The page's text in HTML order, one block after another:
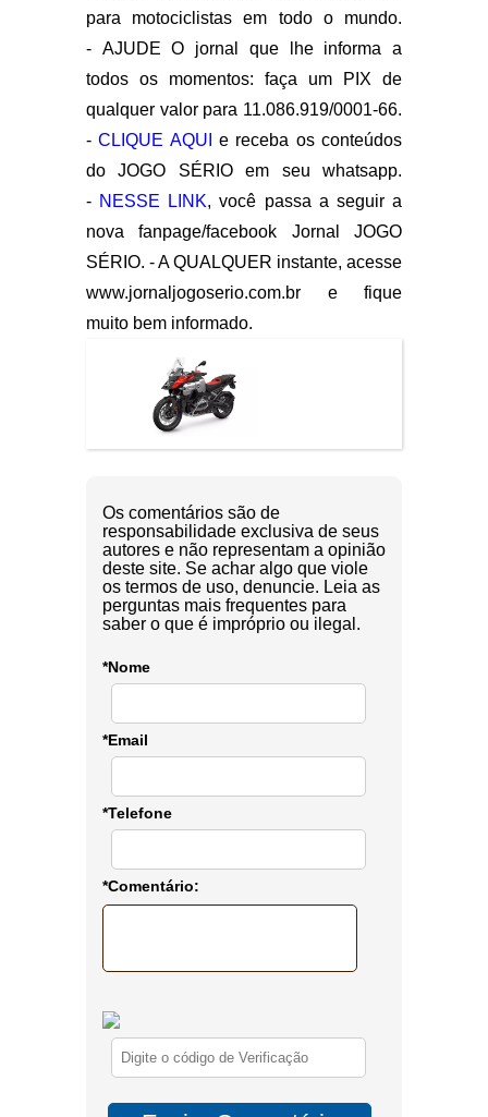
para motociclistas em todo o mundo.
- AJUDE O jornal que lhe informa a
todos os momentos: faça um PIX de
qualquer valor para 11.086.919/0001-66.
-CLIQUE AQUI
e receba os conteúdos
do JOGO SÉRIO em seu whatsapp.
- NESSE LINK, você passa a seguir a
nova fanpage/facebook Jornal JOGO
SÉRIO. - A QUALQUER instante, acesse
www.jornaljogoserio.com.br e fique
muito bem informado.
Os comentários são de
responsabilidade exclusiva de seus
autores e não representam a opinião
deste site. Se achar algo que viole
os termos de uso, denuncie. Leia as
perguntas mais frequentes para
saber o que é impróprio ou ilegal.
*Nome
*Email
*Telefone
*Comentário: